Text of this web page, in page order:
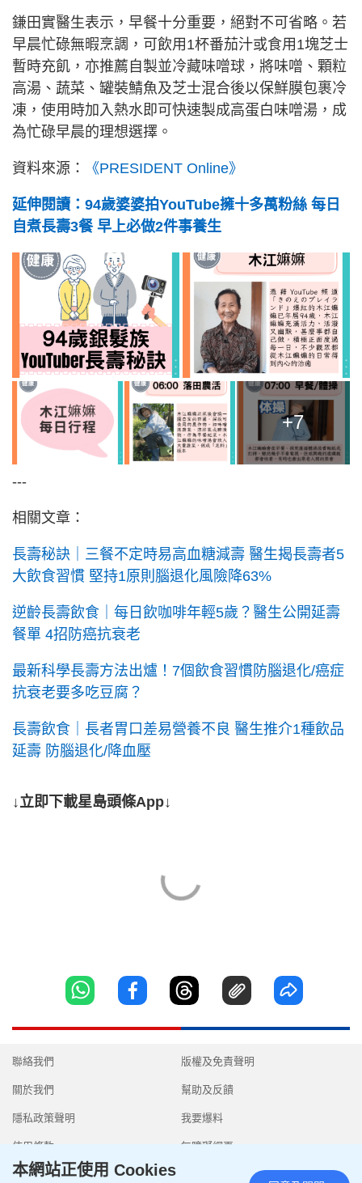
鎌田實醫生表示，早餐十分重要，絕對不可省略。若
早晨忙碌無暇烹調，可飲用1杯番茄汁或食用1塊芝士
暫時充飢，亦推薦自製並冷藏味噌球，將味噌、顆粒
高湯、蔬菜、罐裝鯖魚及芝士混合後以保鮮膜包裹冷
凍，使用時加入熱水即可快速製成高蛋白味噌湯，成
為忙碌早晨的理想選擇。
資料來源： 《PRESIDENT Online》
延伸閱讀：94歲婆婆拍YouTube擁十多萬粉絲 每日
自煮長壽3餐 早上必做2件事養生
+7
---
相關文章：
長壽秘訣｜三餐不定時易高血糖減壽 醫生揭長壽者5
大飲食習慣 堅持1原則腦退化風險降63%
逆齡長壽飲食｜每日飲咖啡年輕5歲？醫生公開延壽
餐單 4招防癌抗衰老
最新科學長壽方法出爐！7個飲食習慣防腦退化/癌症
抗衰老要多吃豆腐？
長壽飲食｜長者胃口差易營養不良 醫生推介1種飲品
延壽 防腦退化/降血壓
↓立即下載星島頭條App↓
聯絡我們
關於我們
隱私政策聲明
使用條款
版權及免責聲明
幫助及反饋
我要爆料
無障礙網頁
本網站正使用 Cookies